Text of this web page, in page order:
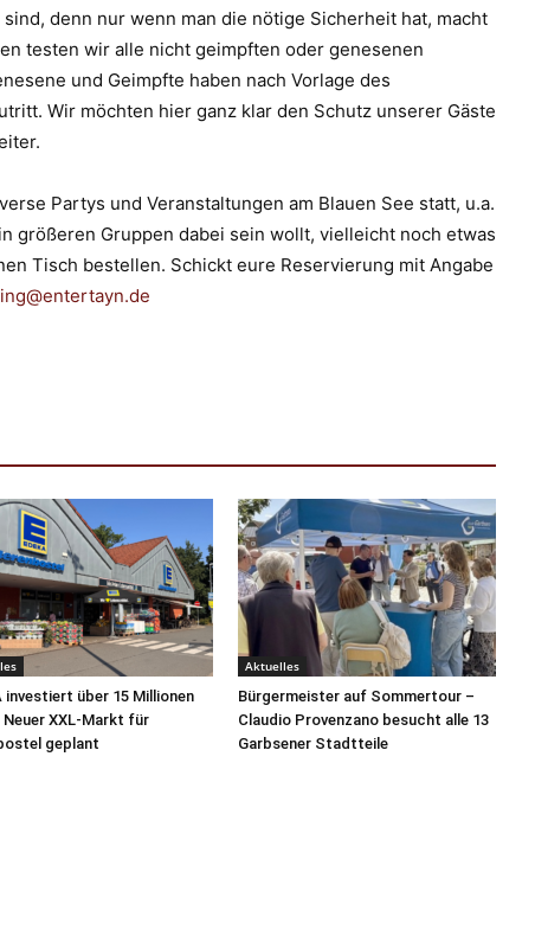
denn nur wenn man die nötige Sicherheit hat, macht
testen wir alle nicht geimpften oder genesenen
und Geimpfte haben nach Vorlage des
Wir möchten hier ganz klar den Schutz unserer Gäste
Partys und Veranstaltungen am Blauen See statt, u.a.
größeren Gruppen dabei sein wollt, vielleicht noch etwas
Tisch bestellen. Schickt eure Reservierung mit Angabe
investiert über 15 Millionen
Neuer XXL-Markt für
geplant
Aktuelles
Bürgermeister auf Sommertour –
Claudio Provenzano besucht alle 13
Garbsener Stadtteile